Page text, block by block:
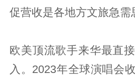
促营收是各地方文旅急需
欧美顶流歌手来华最直
入。2023年全球演唱会